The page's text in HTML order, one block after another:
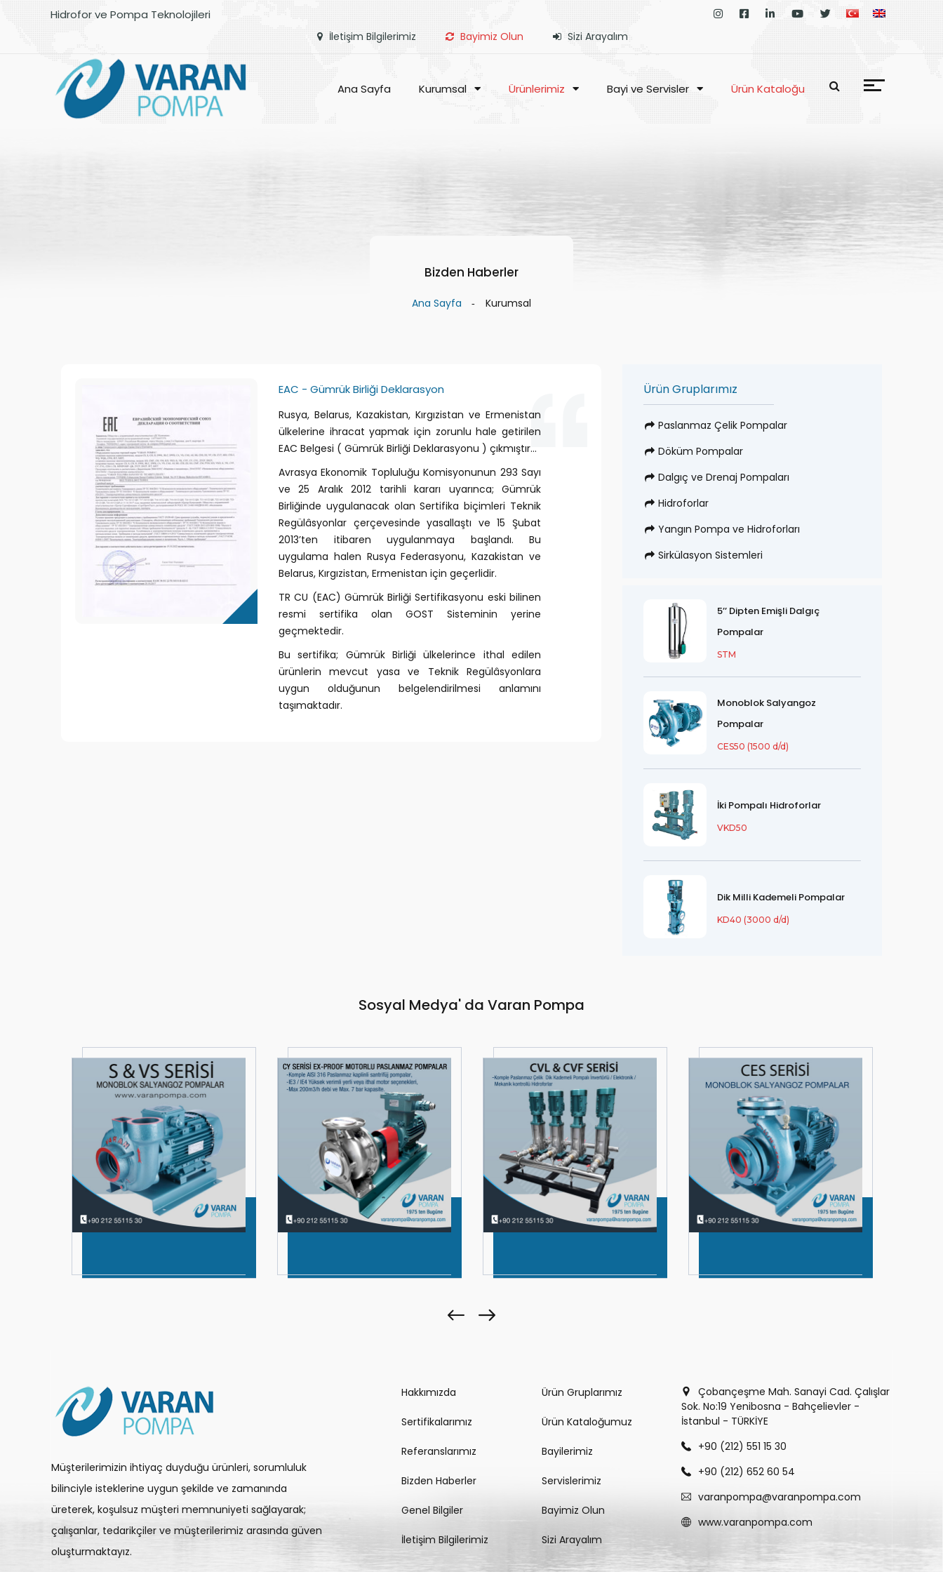
Hidrofor ve Pompa Teknolojileri
İletişim Bilgilerimiz Bayimiz Olun Sizi Arayalım
Ana Sayfa Kurumsal Ürünlerimiz Bayi ve Servisler Ürün Kataloğu
Bizden Haberler
Ana Sayfa Kurumsal
EAC - Gümrük Birliği Deklarasyon
Rusya, Belarus, Kazakistan, Kırgızistan ve Ermenistan
ülkelerine ihracat yapmak için zorunlu hale getirilen
EAC Belgesi ( Gümrük Birliği Deklarasyonu ) çıkmıştır...
Avrasya Ekonomik Topluluğu Komisyonunun 293 Sayı
ve 25 Aralık 2012 tarihli kararı uyarınca; Gümrük
Birliğinde uygulanacak olan Sertifika biçimleri Teknik
Regülâsyonlar çerçevesinde yasallaştı ve 15 Şubat
2013’ten itibaren uygulanmaya başlandı. Bu
uygulama halen Rusya Federasyonu, Kazakistan ve
Belarus, Kırgızistan, Ermenistan için geçerlidir.
TR CU (EAC) Gümrük Birliği Sertifikasyonu eski bilinen
resmi sertifika olan GOST Sisteminin yerine
geçmektedir.
Bu sertifika; Gümrük Birliği ülkelerince ithal edilen
ürünlerin mevcut yasa ve Teknik Regülâsyonlara
uygun olduğunun belgelendirilmesi anlamını
taşımaktadır.
Ürün Gruplarımız
Paslanmaz Çelik Pompalar
Döküm Pompalar
Dalgıç ve Drenaj Pompaları
Hidroforlar
Yangın Pompa ve Hidroforları
Sirkülasyon Sistemleri
5’’ Dipten Emişli Dalgıç
Pompalar
STM
Monoblok Salyangoz
Pompalar
CES50 (1500 d/d)
İki Pompalı Hidroforlar
VKD50
Dik Milli Kademeli Pompalar
KD40 (3000 d/d)
Sosyal Medya' da Varan Pompa
Müşterilerimizin ihtiyaç duyduğu ürünleri, sorumluluk
bilinciyle isteklerine uygun şekilde ve zamanında
üreterek, koşulsuz müşteri memnuniyeti sağlayarak;
çalışanlar, tedarikçiler ve müşterilerimiz arasında güven
oluşturmaktayız.
Hakkımızda
Sertifikalarımız
Referanslarımız
Bizden Haberler
Genel Bilgiler
İletişim Bilgilerimiz
Ürün Gruplarımız
Ürün Kataloğumuz
Bayilerimiz
Servislerimiz
Bayimiz Olun
Sizi Arayalım
Çobançeşme Mah. Sanayi Cad. Çalışlar
Sok. No:19 Yenibosna - Bahçelievler -
İstanbul - TÜRKİYE
+90 (212) 551 15 30
+90 (212) 652 60 54
varanpompa@varanpompa.com
www.varanpompa.com